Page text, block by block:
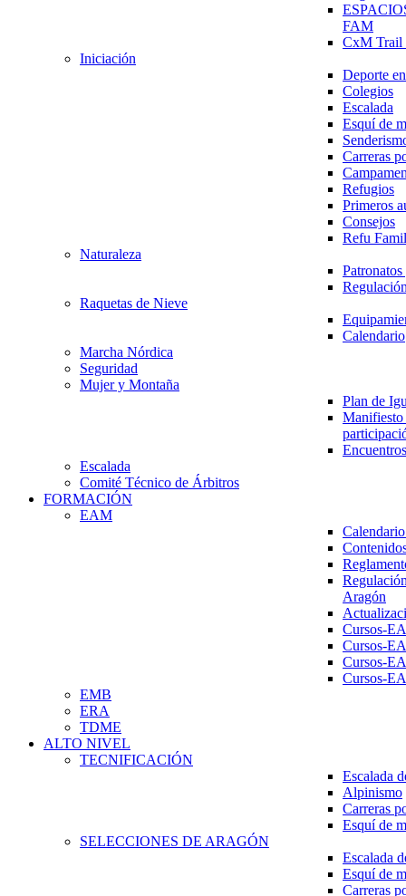
FAM
CxM
Iniciación
Deporte
Colegios
Escalada
Esquí de
Carreras
Refugios
Primeros
Consejos
Refu
Naturaleza
Raquetas de Nieve
Calendario
Marcha Nórdica
Seguridad
Mujer y Montaña
Plan de
Escalada
Comité Técnico de Árbitros
FORMACIÓN
EAM
Aragón
Cursos-
Cursos-
Cursos-
Cursos-
EMB
ERA
TDME
ALTO NIVEL
TECNIFICACIÓN
Escalada
Alpinismo
Carreras
Esquí de
SELECCIONES DE ARAGÓN
Escalada
Esquí de
Carreras